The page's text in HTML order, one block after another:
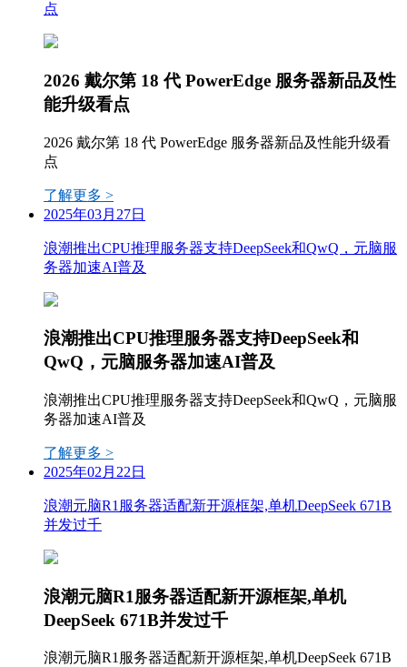
点
2026 戴尔第 18 代 PowerEdge 服务器新品及性
能升级看点
2026 戴尔第 18 代 PowerEdge 服务器新品及性能升级看
点
了解更多 >
2025年03月27日
浪潮推出CPU推理服务器支持DeepSeek和QwQ，元脑服
务器加速AI普及
浪潮推出CPU推理服务器支持DeepSeek和
QwQ，元脑服务器加速AI普及
浪潮推出CPU推理服务器支持DeepSeek和QwQ，元脑服
务器加速AI普及
了解更多 >
2025年02月22日
浪潮元脑R1服务器适配新开源框架,单机DeepSeek 671B
并发过千
浪潮元脑R1服务器适配新开源框架,单机
DeepSeek 671B并发过千
浪潮元脑R1服务器适配新开源框架,单机DeepSeek 671B